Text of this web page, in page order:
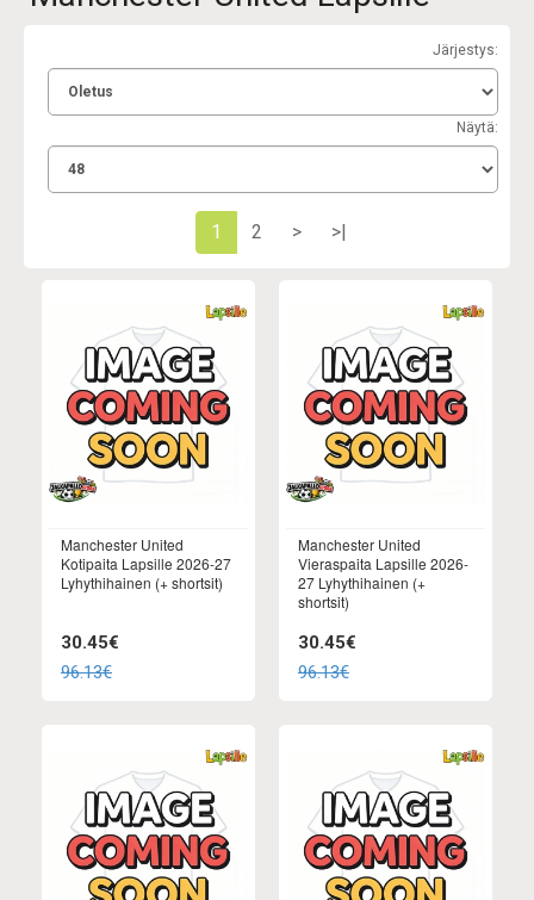
Järjestys:
Näytä:
1 2 > >|
Manchester United
Kotipaita Lapsille 2026-27
Lyhythihainen (+ shortsit)
30.45€
96.13€
Manchester United
Vieraspaita Lapsille 2026-
27 Lyhythihainen (+
shortsit)
30.45€
96.13€